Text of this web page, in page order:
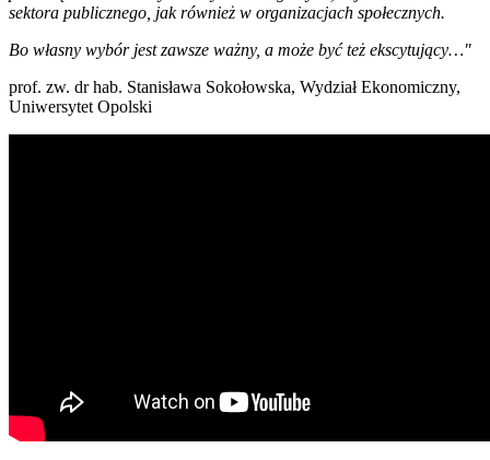
sektora publicznego, jak również w organizacjach społecznych.
Bo własny wybór jest zawsze ważny, a może być też ekscytujący…"
prof. zw. dr hab. Stanisława Sokołowska, Wydział Ekonomiczny,
Uniwersytet Opolski